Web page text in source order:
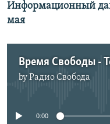
Все сайты РСЕ/РС
Информационный
мая
Время Свободы -
byРадио Свобода
No media
0:00